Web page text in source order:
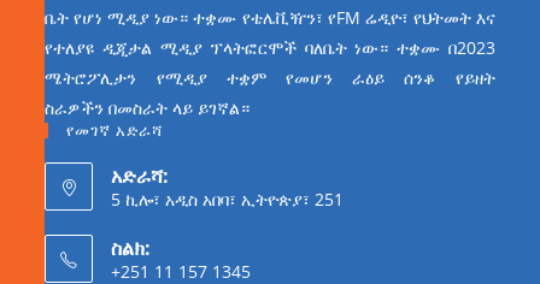
ቤት የሆነ ሚዲያ ነው። ተቋሙ የቴሌቪዥን፣ የFM ሬዲዮ፣ የህትመት እና
የተለያዩ ዲጂታል ሚዲያ ፕላትፎርሞች ባለቤት ነው። ተቋሙ በ2023
ሜትሮፖሊታን የሚዲያ ተቋም የመሆን ራዕይ ሰንቆ የይዘት
ስራዎችን በመስራት ላይ ይገኛል።
የመገኛ አድራሻ
አድራሻ:
5 ኪሎ፣ አዲስ አበባ፣ ኢትዮጵያ፣ 251
ስልክ:
+251 11 157 1345